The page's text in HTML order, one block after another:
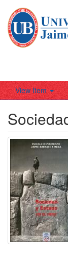
View Item